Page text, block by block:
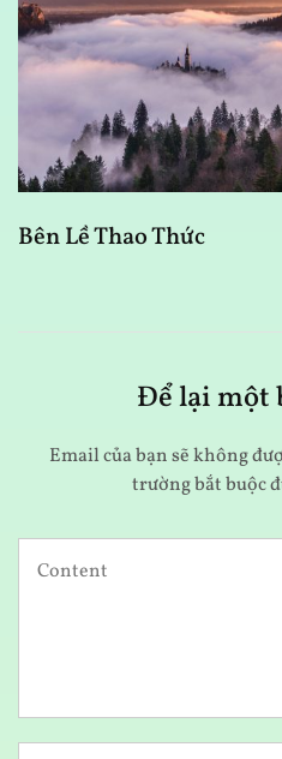
Bên Lề Thao Thức
Để lại một
Email của bạn sẽ không
trường bắt buộc